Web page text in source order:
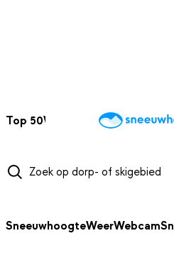
Top 50Webcams
SneeuwhoogteWeerWebcam